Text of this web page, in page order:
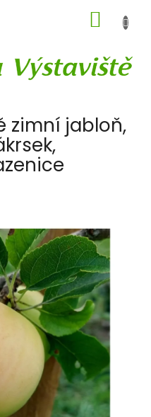
KOŠÍK
zimní jabloň,